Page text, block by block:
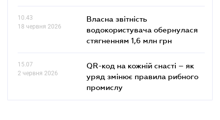
10.43
18 червня 2026
Власна звітність
водокористувача обернулася
стягненням 1,6 млн грн
15.07
2 червня 2026
QR-код на кожній снасті – як
уряд змінює правила рибного
промислу